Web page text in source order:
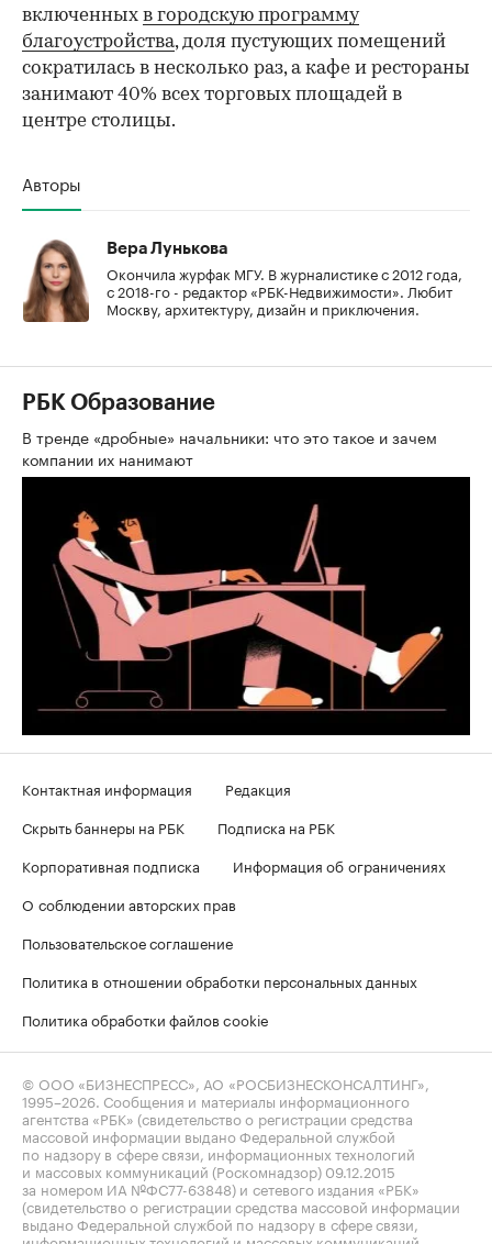
включенных в городскую программу
благоустройства, доля пустующих помещений
сократилась в несколько раз, а кафе и рестораны
занимают 40% всех торговых площадей в
центре столицы.
Авторы
Вера Лунькова
Окончила журфак МГУ. В журналистике с 2012 года,
с 2018-го - редактор «РБК-Недвижимости». Любит
Москву, архитектуру, дизайн и приключения.
РБК Образование
В тренде «дробные» начальники: что это такое и зачем
компании их нанимают
Контактная информация
Редакция
Скрыть баннеры на РБК
Подписка на РБК
Корпоративная подписка
Информация об ограничениях
О соблюдении авторских прав
Пользовательское соглашение
Политика в отношении обработки персональных данных
Политика обработки файлов cookie
© ООО «БИЗНЕСПРЕСС», АО «РОСБИЗНЕСКОНСАЛТИНГ»,
1995–2026 . Сообщения и материалы информационного
агентства «РБК» (свидетельство о регистрации средства
массовой информации выдано Федеральной службой
по надзору в сфере связи, информационных технологий
и массовых коммуникаций (Роскомнадзор) 09.12.2015
за номером ИА №ФС77-63848) и сетевого издания «РБК»
(свидетельство о регистрации средства массовой информации
выдано Федеральной службой по надзору в сфере связи,